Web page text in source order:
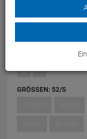
Mit dem Scott Addict
Grenzen und brichst
PRISM
GRÖSSEN: 52/S